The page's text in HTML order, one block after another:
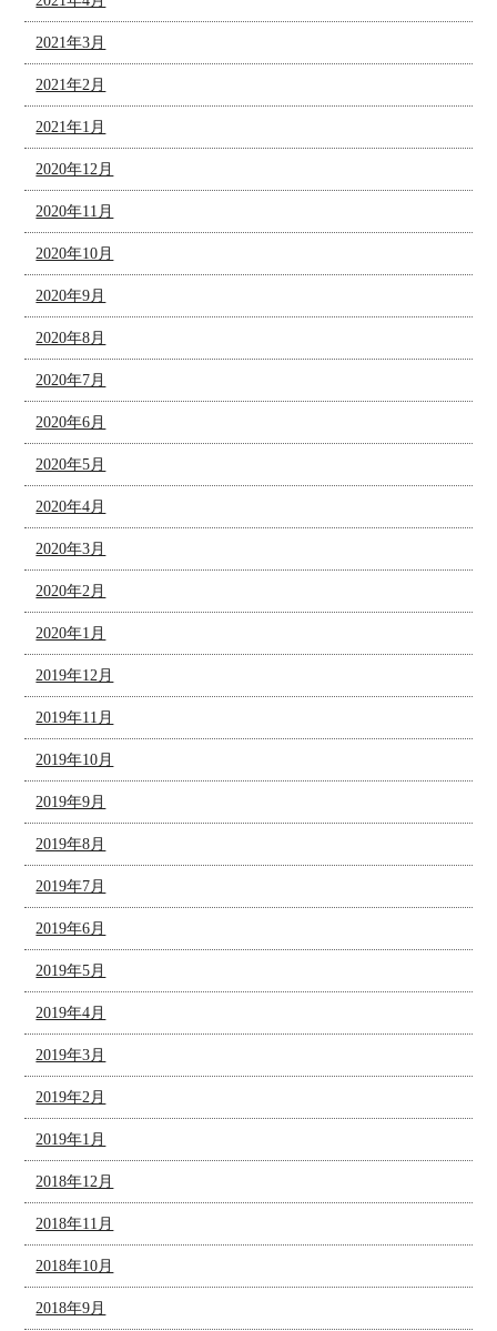
2021年3月
2021年2月
2021年1月
2020年12月
2020年11月
2020年10月
2020年9月
2020年8月
2020年7月
2020年6月
2020年5月
2020年4月
2020年3月
2020年2月
2020年1月
2019年12月
2019年11月
2019年10月
2019年9月
2019年8月
2019年7月
2019年6月
2019年5月
2019年4月
2019年3月
2019年2月
2019年1月
2018年12月
2018年11月
2018年10月
2018年9月